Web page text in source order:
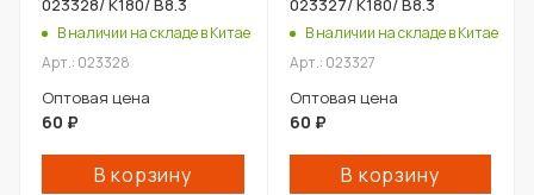
023328/ К180/ В8.3
В наличии на складе в Китае
Арт.: 023328
Оптовая цена
60 ₽
В корзину
023327/ К180/ В8.3
В наличии на складе в Китае
Арт.: 023327
Оптовая цена
60 ₽
В корзину